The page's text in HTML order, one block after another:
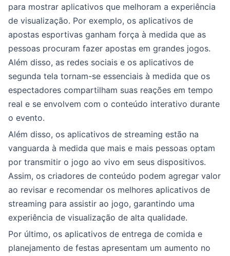
para mostrar aplicativos que melhoram a experiência
de visualização. Por exemplo, os aplicativos de
apostas esportivas ganham força à medida que as
pessoas procuram fazer apostas em grandes jogos.
Além disso, as redes sociais e os aplicativos de
segunda tela tornam-se essenciais à medida que os
espectadores compartilham suas reações em tempo
real e se envolvem com o conteúdo interativo durante
o evento.
Além disso, os aplicativos de streaming estão na
vanguarda à medida que mais e mais pessoas optam
por transmitir o jogo ao vivo em seus dispositivos.
Assim, os criadores de conteúdo podem agregar valor
ao revisar e recomendar os melhores aplicativos de
streaming para assistir ao jogo, garantindo uma
experiência de visualização de alta qualidade.
Por último, os aplicativos de entrega de comida e
planejamento de festas apresentam um aumento no